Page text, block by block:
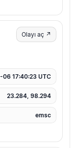
Olayı aç ↗
17:40:23 UTC
23.284, 98.294
emsc